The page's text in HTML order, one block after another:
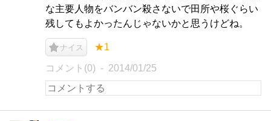
な主要人物をバンバン殺さないで田所や桜ぐらい
残してもよかったんじゃないかと思うけどね。
ナイス ★1
コメント(0) 2014/01/25